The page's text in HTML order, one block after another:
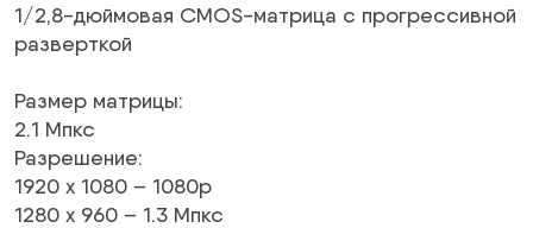
1/2,8-дюймовая CMOS-матрица с прогрессивной
разверткой
Размер матрицы:
2.1 Мпкс
Разрешение:
1920 x 1080 – 1080p
1280 x 960 – 1.3 Мпкс